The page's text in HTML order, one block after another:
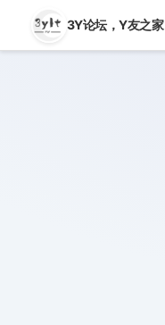
3Y论坛，Y友之家